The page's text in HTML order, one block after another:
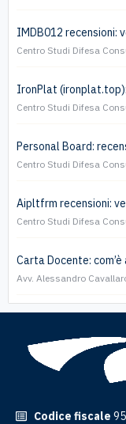
IMDB012 recensioni:
Centro Studi Difesa
IronPlat
Centro Studi Difesa
Personal Board:
Centro Studi Difesa
Aipltfrm recensioni:
Centro Studi Difesa
Carta Docente:
Avv. Alessandro
Codice fiscale